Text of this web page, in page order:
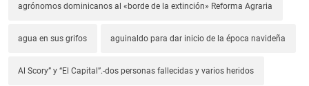
agrónomos dominicanos al «borde de la extinción» Reforma Agraria
agua en sus grifos aguinaldo para dar inicio de la época navideña
Al Scory” y “El Capital”.-dos personas fallecidas y varios heridos